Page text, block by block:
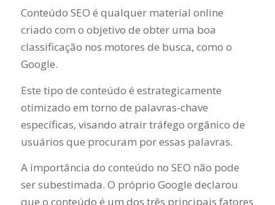
Conteúdo SEO é qualquer material online
criado com o objetivo de obter uma boa
classificação nos motores de busca, como o
Google.
Este tipo de conteúdo é estrategicamente
otimizado em torno de palavras-chave
específicas, visando atrair tráfego orgânico de
usuários que procuram por essas palavras.
A importância do conteúdo no SEO não pode
ser subestimada. O próprio Google declarou
que o conteúdo é um dos três principais fatores